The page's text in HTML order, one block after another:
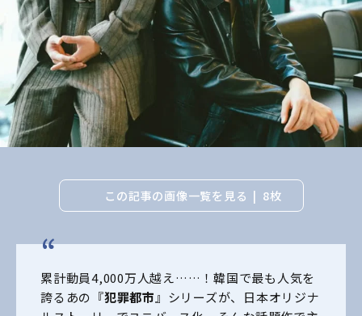
この記事の画像一覧を見る 8枚
累計動員4,000万人越え……！韓国で最も人気を
誇るあの『犯罪都市 』シリーズが、日本オリジナ